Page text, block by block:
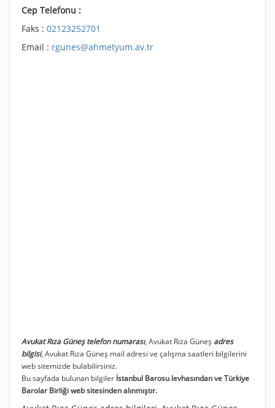
Cep Telefonu :
Faks : 02123252701
Email : rgunes@ahmetyum.av.tr
Avukat Rıza Güneş telefon numarası, Avukat Rıza Güneş adres
bilgisi, Avukat Rıza Güneş mail adresi ve çalışma saatleri bilgilerini
web sitemizde bulabilirsiniz.
Bu sayfada bulunan bilgiler İstanbul Barosu levhasından ve Türkiye
Barolar Birliği web sitesinden alınmıştır.